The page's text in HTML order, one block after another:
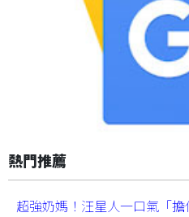
熱門推薦
超強奶媽！汪星人一口氣「